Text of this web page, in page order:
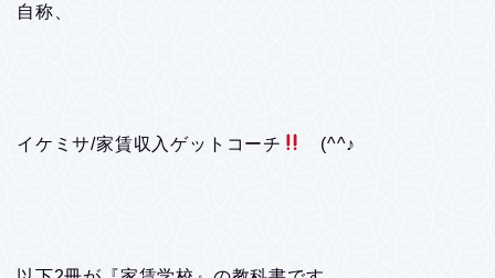
自称、
イケミサ/家賃収入ゲットコーチ (^^♪